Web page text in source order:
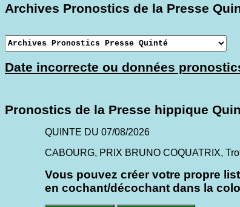
Archives Pronostics de la Presse
Date incorrecte ou données
Pronostics de la Presse hippique
QUINTE DU 07/08/2026
CABOURG, PRIX BRUNO COQUATRIX,
Vous pouvez créer votre propre
en cochant/décochant dans la